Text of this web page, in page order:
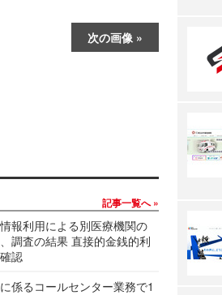
次の画像
記事一覧へ
報利用による別医療機関の
調査の結果 直接的金銭的利
認
係るコールセンター業務で1